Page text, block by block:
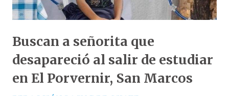
Buscan a señorita que
desapareció al salir de estudiar
en El Porvernir, San Marcos